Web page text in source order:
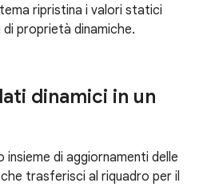
ripristina i valori statici
proprietà dinamiche.
dinamici in un
insieme di aggiornamenti delle
trasferisci al riquadro per il